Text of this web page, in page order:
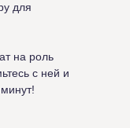
для
на роль
с ней и